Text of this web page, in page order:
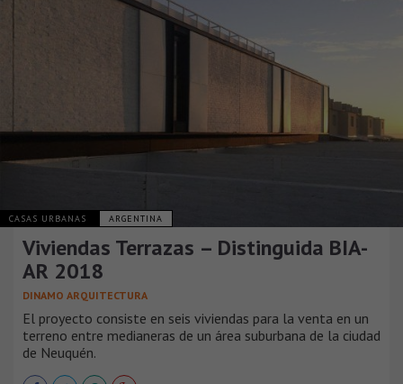
CASAS URBANAS ARGENTINA
Viviendas Terrazas – Distinguida BIA-
AR 2018
DINAMO ARQUITECTURA
El proyecto consiste en seis viviendas para la venta en un
terreno entre medianeras de un área suburbana de la ciudad
de Neuquén.